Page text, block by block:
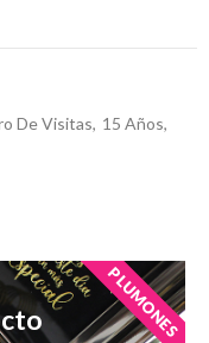
De Visitas 15 Años
PLUMONES